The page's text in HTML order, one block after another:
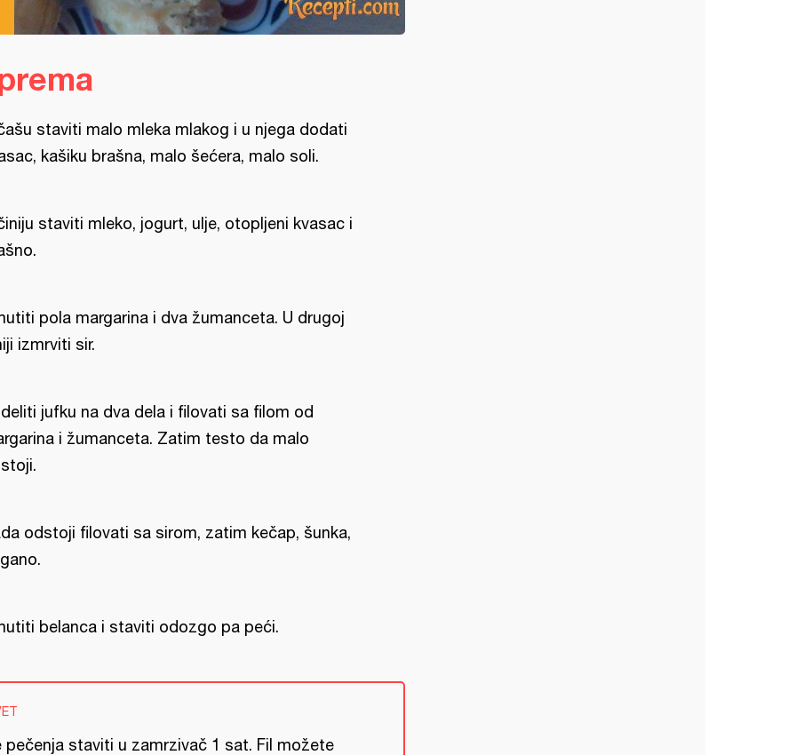
staviti malo mleka mlakog i u njega dodati
kašiku brašna, malo šećera, malo soli.
staviti mleko, jogurt, ulje, otopljeni kvasac i
pola margarina i dva žumanceta. U drugoj
izmrviti sir.
jufku na dva dela i filovati sa filom od
i žumanceta. Zatim testo da malo
odstoji filovati sa sirom, zatim kečap, šunka,
belanca i staviti odozgo pa peći.
pečenja staviti u zamrzivač 1 sat. Fil možete